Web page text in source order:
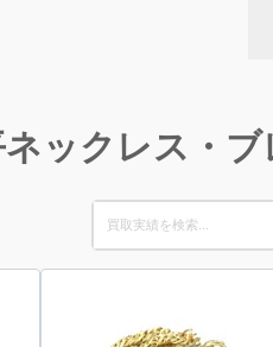
ックレス・
Search
for: